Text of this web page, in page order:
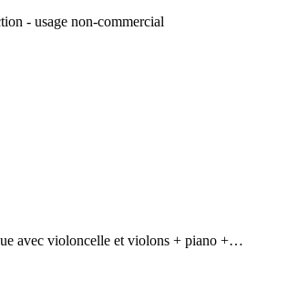
- usage non-commercial
avec violoncelle et violons + piano +…